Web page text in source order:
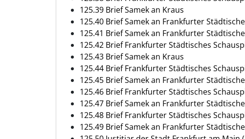
125.39 Brief Samek an Kraus
125.40 Brief Samek an Frankfurter
125.41 Brief Samek an Frankfurter
125.42 Brief Frankfurter Städtisches
125.43 Brief Samek an Kraus
125.44 Brief Frankfurter Städtisches
125.45 Brief Samek an Frankfurter
125.46 Brief Frankfurter Städtisches
125.47 Brief Samek an Frankfurter
125.48 Brief Frankfurter Städtisches
125.49 Brief Samek an Frankfurter